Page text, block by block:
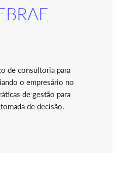
de consultoria para
o empresário no
de gestão para
de decisão.